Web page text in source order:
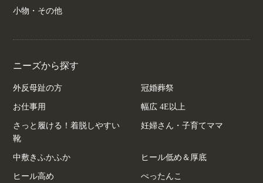
小物・その他
ニーズから探す
外反母趾の方 冠婚葬祭
お仕事用 幅広 4E以上
さっと履ける！着脱しやすい
靴
妊婦さん・子育てママ
中敷きふかふか ヒール低め＆厚底
ヒール高め ぺったんこ